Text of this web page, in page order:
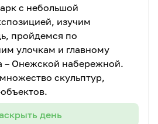
с небольшой
изучим
пройдемся по
улочкам и главному
– Онежской набережной.
скульптур,
день